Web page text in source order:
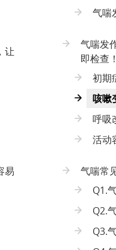
让
易
气喘
气喘发
即检查！
初期
咳嗽
呼吸
活动
气喘常
Q1.
Q2.
Q3.